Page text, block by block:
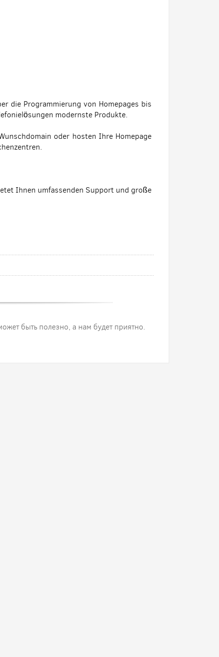
die Programmierung von Homepages bis
modernste Produkte.
oder hosten Ihre Homepage
Ihnen umfassenden Support und große
быть полезно, а нам будет приятно.